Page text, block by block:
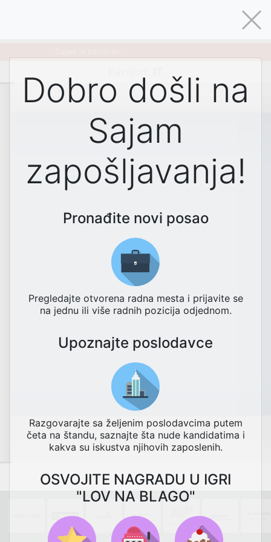
Dobro došli na
Sajam
zapošljavanja!
Pronađite novi posao
Pregledajte otvorena radna mesta i prijavite se
na jednu ili više radnih pozicija odjednom.
Upoznajte poslodavce
Razgovarajte sa željenim poslodavcima putem
četa na štandu, saznajte šta nude kandidatima i
kakva su iskustva njihovih zaposlenih.
OSVOJITE NAGRADU U IGRI
"LOV NA BLAGO"